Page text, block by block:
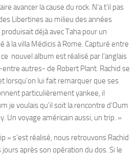
avancer la cause du rock. N’a t’il pas
Libertines au milieu des années
déjà avec Taha pour un
à la villa Médicis à Rome. Capturé entre
nouvel album est réalisé par l’anglais
autres- de Robert Plant. Rachid se
lorsqu’on lui fait remarquer que ses
particulièrement yankee, il
je voulais qu’il soit la rencontre d’Oum
Un voyage américain aussi, un trip. »
» s’est réalisé, nous retrouvons Rachid
après son opération du dos. Si le